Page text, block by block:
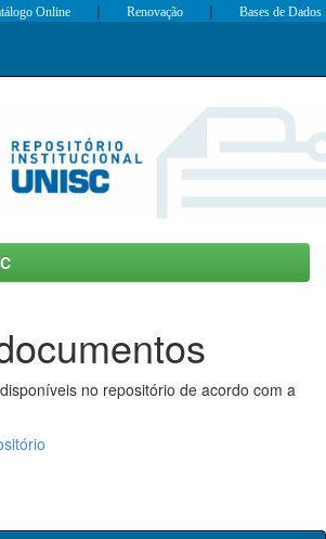
Online | Renovação | Bases de Dados
no repositório de acordo com a